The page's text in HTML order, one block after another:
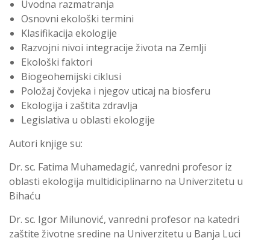
Uvodna razmatranja
Osnovni ekološki termini
Klasifikacija ekologije
Razvojni nivoi integracije života na Zemlji
Ekološki faktori
Biogeohemijski ciklusi
Položaj čovjeka i njegov uticaj na biosferu
Ekologija i zaštita zdravlja
Legislativa u oblasti ekologije
Autori knjige su:
Dr. sc. Fatima Muhamedagić, vanredni profesor iz
oblasti ekologija multidiciplinarno na Univerzitetu u
Bihaću
Dr. sc. Igor Milunović, vanredni profesor na katedri
zaštite životne sredine na Univerzitetu u Banja Luci